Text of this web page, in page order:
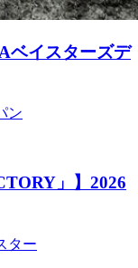
ベイスターズデ
ン
」】2026
ター